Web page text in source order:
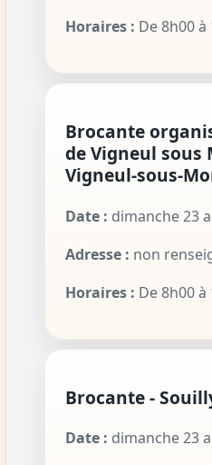
Horaires : De 8h00 à
Brocante
de Vigneul sous
Vigneul-sous-
Date : dimanche 23
Adresse : non
Horaires : De 8h00 à
Brocante -
Date : dimanche 23